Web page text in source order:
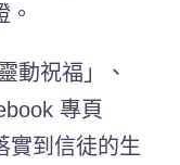
動祝福」、
專頁
實到信徒的生